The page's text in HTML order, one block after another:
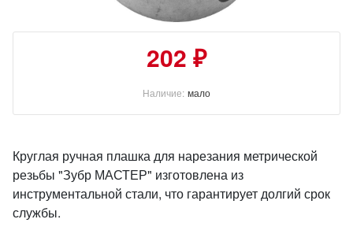
202 ₽
Наличие: мало
Круглая ручная плашка для нарезания метрической
резьбы "Зубр МАСТЕР" изготовлена из
инструментальной стали, что гарантирует долгий срок
службы.